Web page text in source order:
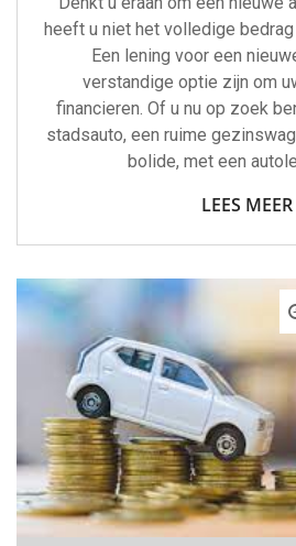
heeft u niet het volledige
Een lening voor een
verstandige optie zijn om
financieren. Of u nu op zoek
stadsauto, een ruime
bolide, met een
LEES MEER